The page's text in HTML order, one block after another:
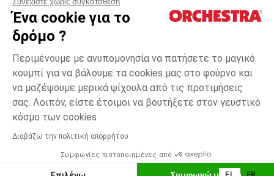
Ένα cookie για το
δρόμο ?
Περιμένουμε με ανυπομονησία να πατήσετε το μαγικό
κουμπί για να βάλουμε τα cookies μας στο φούρνο και
να μαζέψουμε μερικά ψίχουλα από τις προτιμήσεις
σας. Λοιπόν, είστε έτοιμοι να βουτήξετε στον γευστικό
κόσμο των cookies
Διαβάζω την πολιτική απορρήτου
Συμφωνίες πιστοποιημένες από
Πράσινο
2
Δυνατότητα πληρωμής με
ΠΡΟΣΘΉΚΗ ΣΤΟ ΚΑΛΆΘΙ
Γενικοί 'Οροι Πώλησης
*Εμπορικες προσφορες
Προσωπικά δεδομένα
Διαχείρηση των cookies
Προσβασιμότητα: μη συμμορφούμενη
H Orchestra συμμετέχει στον κωδικά δεοντολογίας και στο σύστημα
μεσολάβησης της Γαλλικής Ομοσπονδίας Ηλεκτρονικού Εμπορίου.